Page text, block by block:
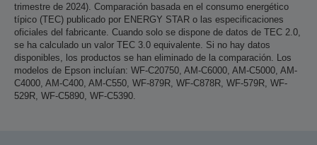
trimestre de 2024). Comparación basada en el consumo energético
típico (TEC) publicado por ENERGY STAR o las especificaciones
oficiales del fabricante. Cuando solo se dispone de datos de TEC 2.0,
se ha calculado un valor TEC 3.0 equivalente. Si no hay datos
disponibles, los productos se han eliminado de la comparación. Los
modelos de Epson incluían: WF-C20750, AM-C6000, AM-C5000, AM-
C4000, AM-C400, AM-C550, WF-879R, WF-C878R, WF-579R, WF-
529R, WF-C5890, WF-C5390.